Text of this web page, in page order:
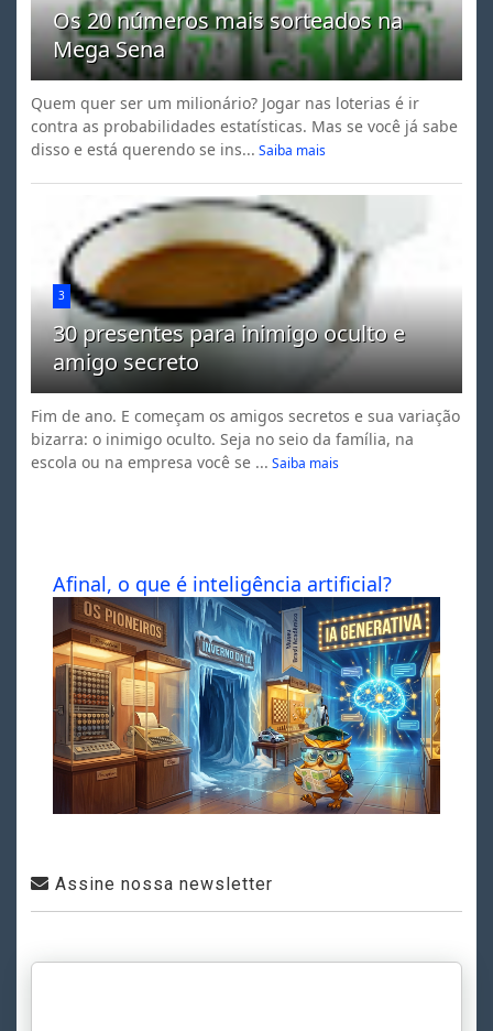
Os 20 números mais sorteados na
Mega Sena
Quem quer ser um milionário? Jogar nas loterias é ir
contra as probabilidades estatísticas. Mas se você já sabe
disso e está querendo se ins... Saiba mais
3
30 presentes para inimigo oculto e
amigo secreto
Fim de ano. E começam os amigos secretos e sua variação
bizarra: o inimigo oculto. Seja no seio da família, na
escola ou na empresa você se ... Saiba mais
Afinal, o que é inteligência artificial?
Assine nossa newsletter